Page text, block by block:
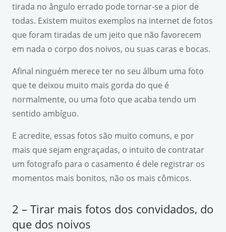
tirada no ângulo errado pode tornar-se a pior de
todas. Existem muitos exemplos na internet de fotos
que foram tiradas de um jeito que não favorecem
em nada o corpo dos noivos, ou suas caras e bocas.
Afinal ninguém merece ter no seu álbum uma foto
que te deixou muito mais gorda do que é
normalmente, ou uma foto que acaba tendo um
sentido ambíguo.
E acredite, essas fotos são muito comuns, e por
mais que sejam engraçadas, o intuito de contratar
um fotografo para o casamento é dele registrar os
momentos mais bonitos, não os mais cômicos.
2 – Tirar mais fotos dos convidados, do
que dos noivos